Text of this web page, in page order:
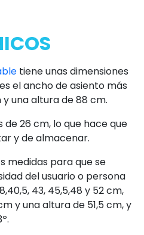
tiene unas dimensiones
el ancho de asiento más
y una altura de 88 cm.
de 26 cm, lo que hace que
y de almacenar.
medidas para que se
del usuario o persona
43, 45,5,48 y 52 cm,
y una altura de 51,5 cm, y